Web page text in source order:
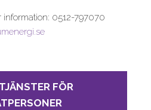
information: 0512-797070
FÖR